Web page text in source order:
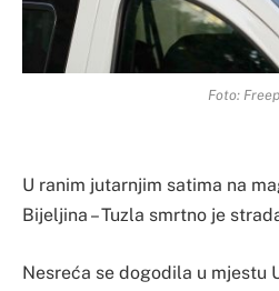
Foto:
U ranim jutarnjim satima na
Bijeljina – Tuzla smrtno je
Nesreća se dogodila u mjestu